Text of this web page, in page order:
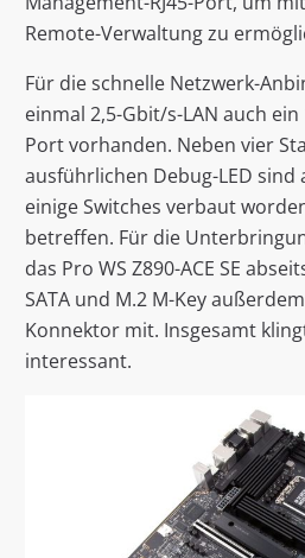
Remote-Verwaltung zu
Für die schnelle Netzwerk-
einmal 2,5-Gbit/s-LAN auch ein
Port vorhanden. Neben vier
ausführlichen Debug-LED sind
einige Switches verbaut
betreffen. Für die
das Pro WS Z890-ACE SE
SATA und M.2 M-Key
Konnektor mit. Insgesamt
interessant.